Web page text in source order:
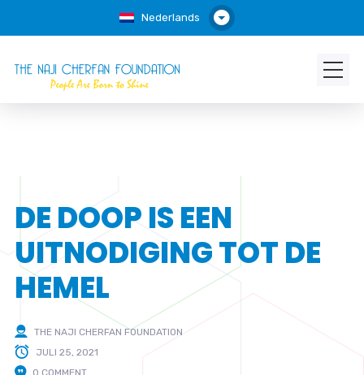
Nederlands
DE DOOP IS EEN
UITNODIGING TOT DE
HEMEL
THE NAJI CHERFAN FOUNDATION
JULI 25, 2021
0 COMMENT